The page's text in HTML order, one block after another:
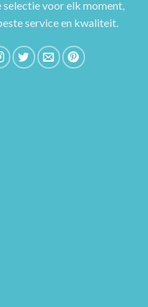
voor elk moment,
service en kwaliteit.